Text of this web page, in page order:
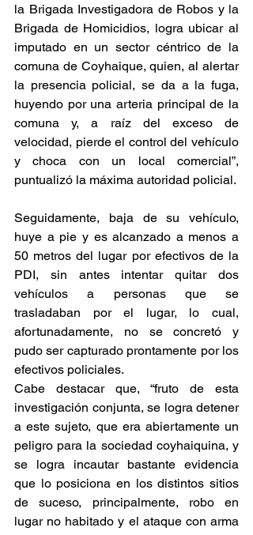
la Brigada Investigadora de Robos y la
Brigada de Homicidios, logra ubicar al
imputado en un sector céntrico de la
comuna de Coyhaique, quien, al alertar
la presencia policial, se da a la fuga,
huyendo por una arteria principal de la
comuna y, a raíz del exceso de
velocidad, pierde el control del vehículo
y choca con un local comercial”,
puntualizó la máxima autoridad policial.
Seguidamente, baja de su vehículo,
huye a pie y es alcanzado a menos a
50 metros del lugar por efectivos de la
PDI, sin antes intentar quitar dos
vehículos a personas que se
trasladaban por el lugar, lo cual,
afortunadamente, no se concretó y
pudo ser capturado prontamente por los
efectivos policiales.
Cabe destacar que, “fruto de esta
investigación conjunta, se logra detener
a este sujeto, que era abiertamente un
peligro para la sociedad coyhaiquina, y
se logra incautar bastante evidencia
que lo posiciona en los distintos sitios
de suceso, principalmente, robo en
lugar no habitado y el ataque con arma